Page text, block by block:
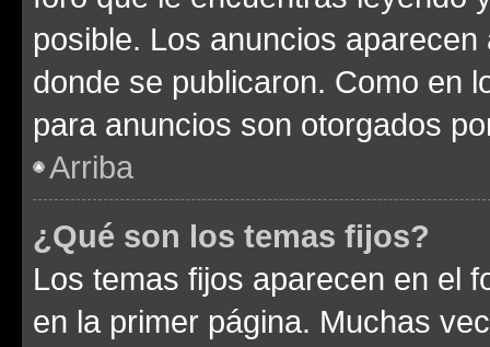
posible. Los anuncios
donde se publicaron. Como en
para anuncios son otorgados
Arriba
¿Qué son los temas fijos?
Los temas fijos aparecen en el
en la primer página. Muchas